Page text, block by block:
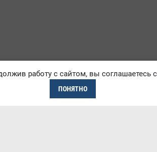
работу с сайтом, вы соглашаетесь с
ПОНЯТНО